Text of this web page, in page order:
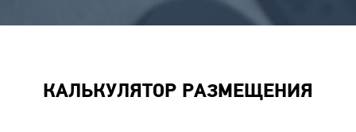
КАЛЬКУЛЯТОР РАЗМЕЩЕНИЯ